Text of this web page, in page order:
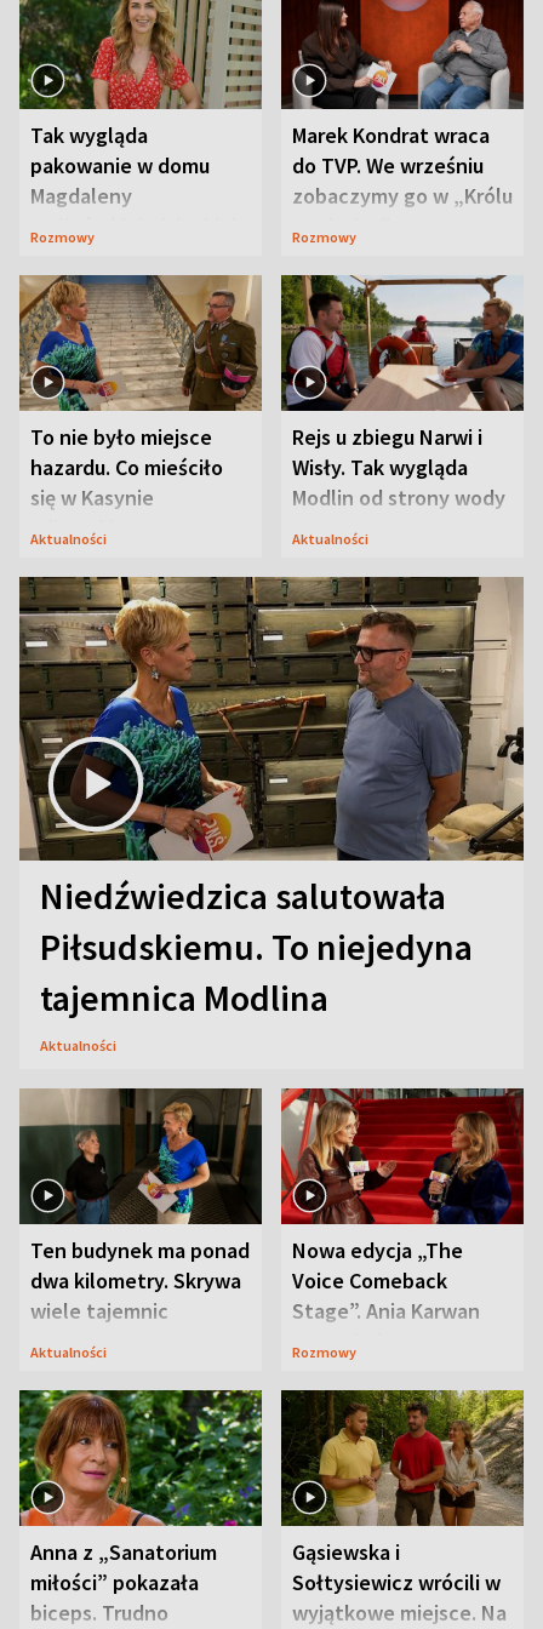
Tak wygląda
pakowanie w domu
Magdaleny
Waligórskiej-Lisieckiej.
Rozmowy
Marek Kondrat wraca
do TVP. We wrześniu
zobaczymy go w „Królu
Maciusiu I”
Rozmowy
To nie było miejsce
hazardu. Co mieściło
się w Kasynie
Oficerskim?
Aktualności
Rejs u zbiegu Narwi i
Wisły. Tak wygląda
Modlin od strony wody
Aktualności
Niedźwiedzica salutowała
Piłsudskiemu. To niejedyna
tajemnica Modlina
Aktualności
Ten budynek ma ponad
dwa kilometry. Skrywa
wiele tajemnic
Aktualności
Nowa edycja „The
Voice Comeback
Stage”. Ania Karwan
zapowiada
Rozmowy
Anna z „Sanatorium
miłości” pokazała
biceps. Trudno
Gąsiewska i
Sołtysiewicz wrócili w
wyjątkowe miejsce. Na